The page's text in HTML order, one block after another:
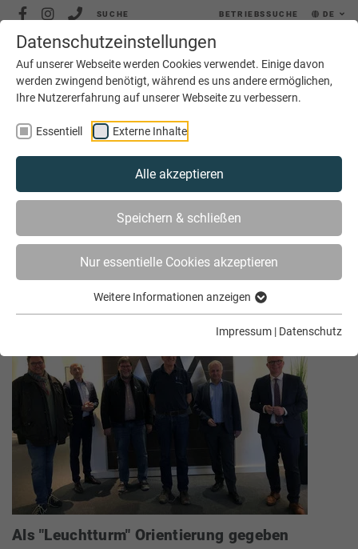
Datenschutzeinstellungen
Auf unserer Webseite werden Cookies verwendet. Einige davon
werden zwingend benötigt, während es uns andere ermöglichen,
Ihre Nutzererfahrung auf unserer Webseite zu verbessern.
Essentiell Externe Inhalte
Alle akzeptieren
Speichern & schließen
Nur essentielle Cookies akzeptieren
Weitere Informationen anzeigen
Impressum | Datenschutz
SUCHE BETRIEBSSUCHE DE
MENÜ
AKTUELLES ARCHIV
Archiv Januar 2022
Als "Leuchtturm" Orientierung gegeben